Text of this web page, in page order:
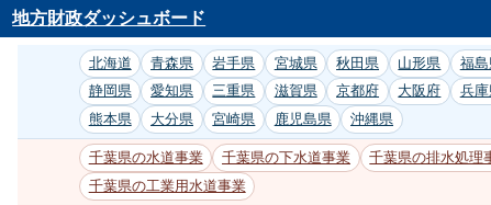
地方財政ダッシュボード
北海道 青森県 岩手県 宮城県 秋田県 山形県 福
静岡県
愛知県 三重県 滋賀県 京都府 大阪府 兵
熊本県
大分県 宮崎県 鹿児島県 沖縄県
千葉県の水道事業 千葉県の下水道事業 千葉県の排水処理
千葉県の工業用水道事業